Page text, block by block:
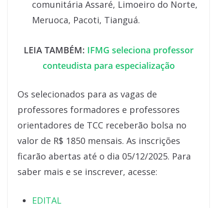
comunitária Assaré, Limoeiro do Norte,
Meruoca, Pacoti, Tianguá.
LEIA TAMBÉM: IFMG seleciona professor
conteudista para especialização
Os selecionados para as vagas de
professores formadores e professores
orientadores de TCC receberão bolsa no
valor de R$ 1850 mensais. As inscrições
ficarão abertas até o dia 05/12/2025. Para
saber mais e se inscrever, acesse:
EDITAL